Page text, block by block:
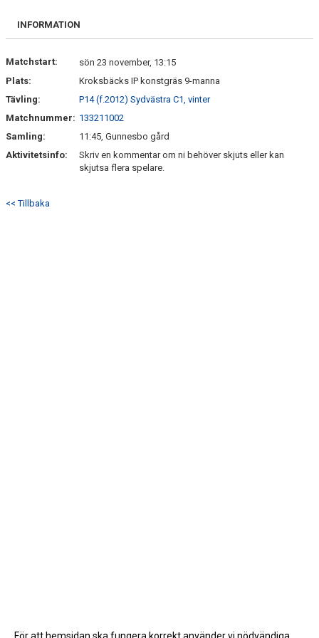
BILDGALLERI
INFORMATION
Matchstart:
sön 23 november, 13:15
Plats:
Kroksbäcks IP konstgräs 9-manna
Tävling:
P14 (f.2012) Sydvästra C1, vinter
Matchnummer: 133211002
Samling:
11:45, Gunnesbo gård
Aktivitetsinfo:
Skriv en kommentar om ni behöver skjuts eller kan
skjutsa flera spelare.
<< Tillbaka